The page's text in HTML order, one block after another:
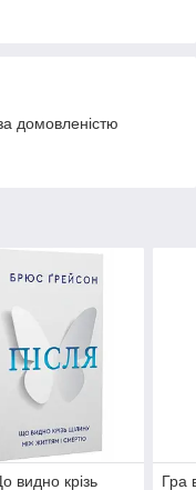
домовленістю
видно крізь
Гра